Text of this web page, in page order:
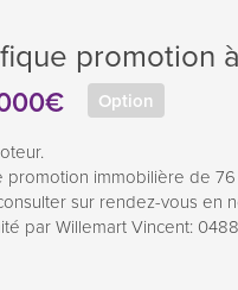
promotion
Option
promotion immobilière de
sur rendez-vous en
par Willemart Vincent: